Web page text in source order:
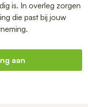
is. In overleg zorgen
die past bij jouw
aan